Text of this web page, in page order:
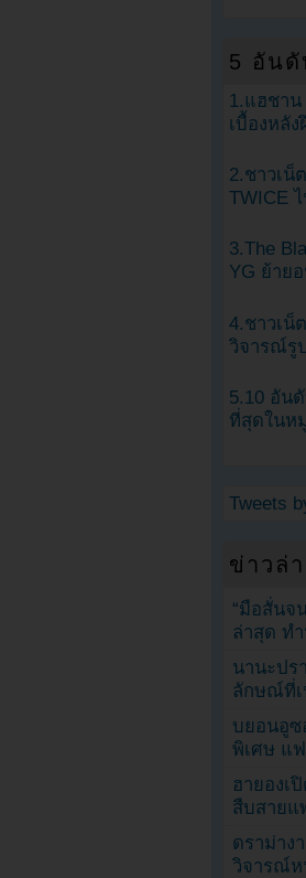
5 อันดั
1.แฮชาน
เบื้องหลั
2.ชาวเน็
TWICE
3.The
YG ย้าย
4.ชาวเน็
วิจารณ์รู
5.10 อัน
ที่สุดในห
Tweets
ข่าวล่
“มือสั่นจ
ล่าสุด ท
นานะปร
ลักษณ์ที่เ
บยอนอูซ
พิเศษ แ
ฮายองเ
สืบสายแ
ดราม่าง
วิจารณ์ห